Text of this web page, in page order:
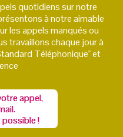
quotidiens sur notre
à notre aimable
les appels manqués ou
travaillons chaque jour à
Téléphonique" et
appel,
!